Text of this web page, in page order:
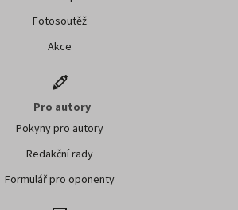
Fotosoutěž
Akce
Pro autory
Pokyny pro autory
Redakční rady
Formulář pro oponenty